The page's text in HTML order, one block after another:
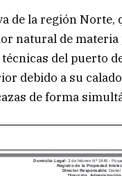
de la región Norte,
natural de
del puerto
debido a su
de forma